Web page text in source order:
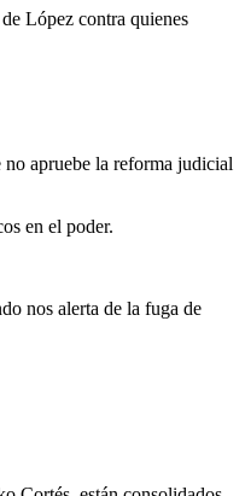
López contra quienes
apruebe la reforma judicial
en el poder.
nos alerta de la fuga de